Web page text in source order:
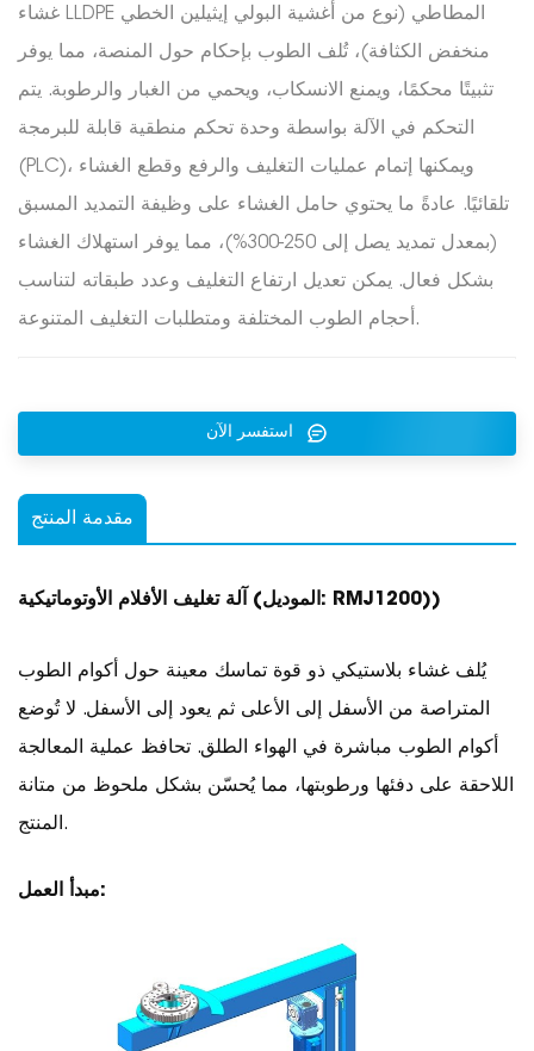
غشاء LLDPE المطاطي (نوع من أغشية البولي إيثيلين الخطي
منخفض الكثافة)، تُلف الطوب بإحكام حول المنصة، مما يوفر
تثبيتًا محكمًا، ويمنع الانسكاب، ويحمي من الغبار والرطوبة. يتم
التحكم في الآلة بواسطة وحدة تحكم منطقية قابلة للبرمجة
(PLC)، ويمكنها إتمام عمليات التغليف والرفع وقطع الغشاء
تلقائيًا. عادةً ما يحتوي حامل الغشاء على وظيفة التمديد المسبق
(بمعدل تمديد يصل إلى 250-300%)، مما يوفر استهلاك الغشاء
بشكل فعال. يمكن تعديل ارتفاع التغليف وعدد طبقاته لتناسب
أحجام الطوب المختلفة ومتطلبات التغليف المتنوعة.
مقدمة المنتج
آلة تغليف الأفلام الأوتوماتيكية (الموديل: RMJ1200))
يُلف غشاء بلاستيكي ذو قوة تماسك معينة حول أكوام الطوب
المتراصة من الأسفل إلى الأعلى ثم يعود إلى الأسفل. لا تُوضع
أكوام الطوب مباشرة في الهواء الطلق. تحافظ عملية المعالجة
اللاحقة على دفئها ورطوبتها، مما يُحسّن بشكل ملحوظ من متانة
المنتج.
مبدأ العمل: